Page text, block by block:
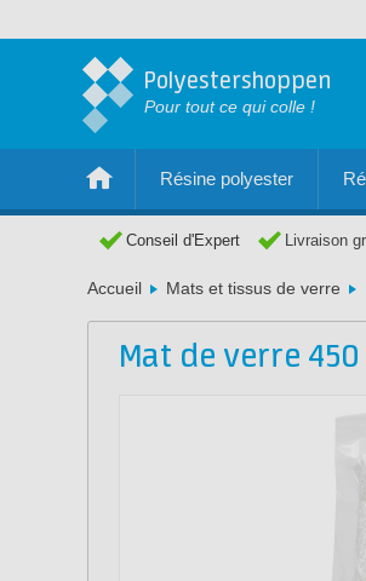
Polyestershoppen
Pour tout ce qui colle !
Résine polyester
Conseil d'Expert Livraison
Accueil Mats et tissus de verre
Mat de verre 450